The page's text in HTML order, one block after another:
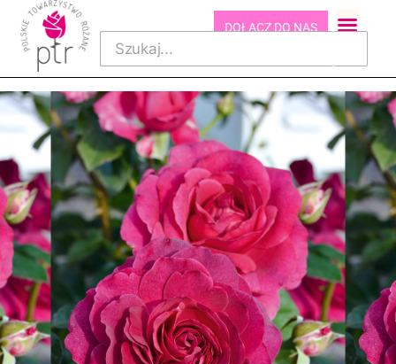
DOŁĄCZ DO NAS